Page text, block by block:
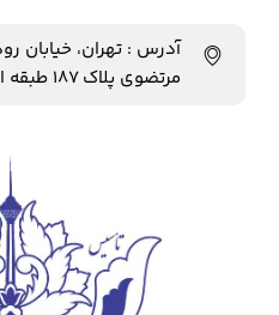
آدرس : تهران، خیابان
مرتضوی پلاک ۱۸۷ طبقه اول.